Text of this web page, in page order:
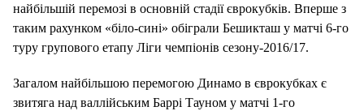
найбільшій перемозі в основній стадії єврокубків. Вперше з
таким рахунком «біло-сині» обіграли Бешикташ у матчі 6-го
туру групового етапу Ліги чемпіонів сезону-2016/17.
Загалом найбільшою перемогою Динамо в єврокубках є
звитяга над валлійським Баррі Тауном у матчі 1-го